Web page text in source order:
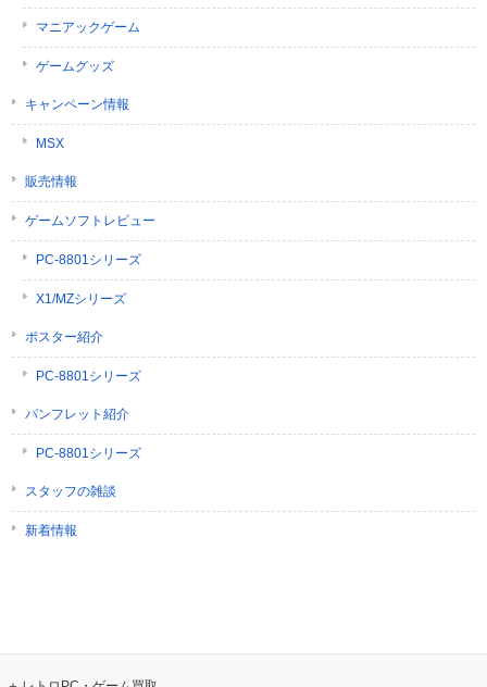
マニアックゲーム
ゲームグッズ
キャンペーン情報
MSX
販売情報
ゲームソフトレビュー
PC-8801シリーズ
X1/MZシリーズ
ポスター紹介
PC-8801シリーズ
パンフレット紹介
PC-8801シリーズ
スタッフの雑談
新着情報